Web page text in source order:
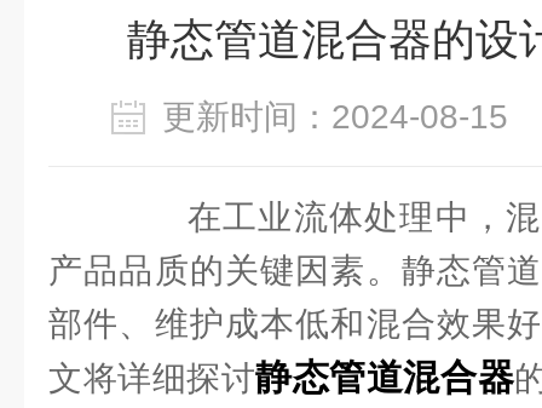
静态管道混合器的设
更新时间：2024-08-
在工业流体处理中，混
产品品质的关键因素。静态管
部件、维护成本低和混合效果
文将详细探讨静态管道混合器